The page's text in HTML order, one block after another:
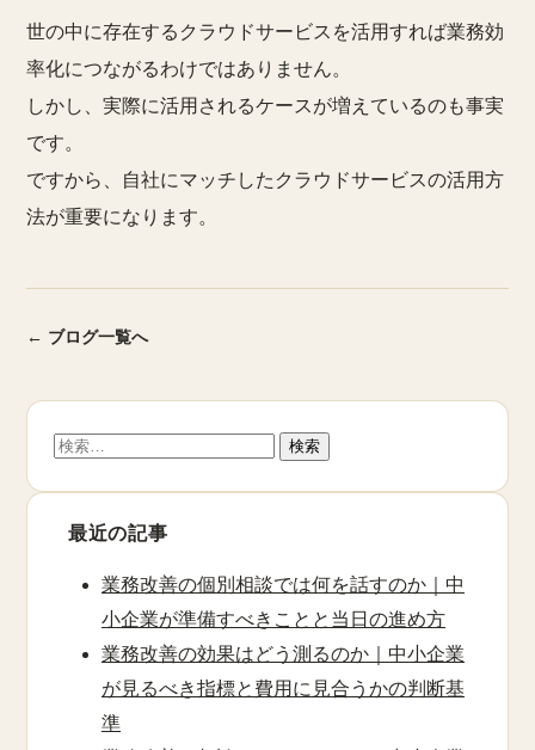
世の中に存在するクラウドサービスを活用すれば業務効
率化につながるわけではありません。
しかし、実際に活用されるケースが増えているのも事実
です。
ですから、自社にマッチしたクラウドサービスの活用方
法が重要になります。
← ブログ一覧へ
検
最近の記事
業務改善の個別相談では何を話すのか｜中
小企業が準備すべきことと当日の進め方
業務改善の効果はどう測るのか｜中小企業
が見るべき指標と費用に見合うかの判断基
準